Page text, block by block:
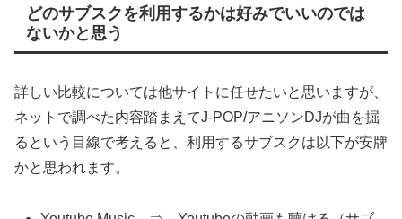
どのサブスクを利用するかは好みでいいのでは
ないかと思う
詳しい比較については他サイトに任せたいと思いますが、
ネットで調べた内容踏まえてJ-POP/アニソンDJが曲を掘
るという目線で考えると、利用するサブスクは以下が安牌
かと思われます。